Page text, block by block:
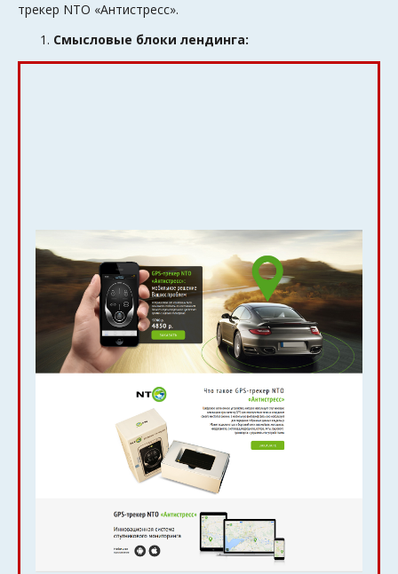
трекер NTO «Антистресс».
Смысловые блоки лендинга: